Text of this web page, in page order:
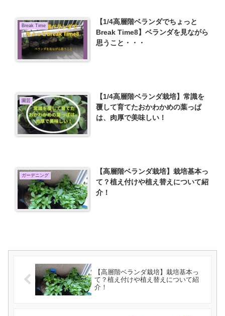
Break Time
【1/4高層階ベランダでちょっと
Break Time8】ベランダを見ながら
思うこと・・・
園芸
【1/4高層階ベランダ栽培】常識を
覆して育てたおかわかめの葉っぱ
は、肉厚で美味しい！
ガーデニング
【高層階ベランダ栽培】栽培基本っ
て？植え付けや植え替えについて紹
介！
【高層階ベランダ栽培】栽培基本っ
て？植え付けや植え替えについて紹
介！